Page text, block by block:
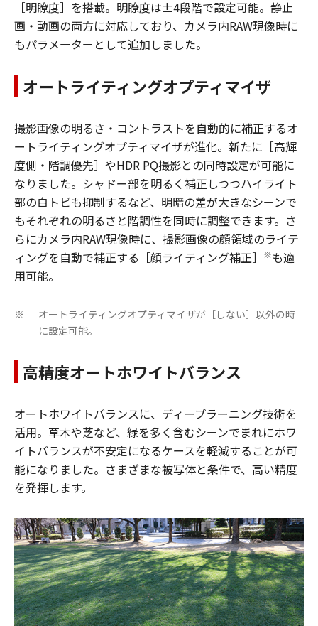
［明瞭度］を搭載。明瞭度は±4段階で設定可能。静止
画・動画の両方に対応しており、カメラ内RAW現像時に
もパラメーターとして追加しました。
オートライティングオプティマイザ
撮影画像の明るさ・コントラストを自動的に補正するオ
ートライティングオプティマイザが進化。新たに［高輝
度側・階調優先］やHDR PQ撮影との同時設定が可能に
なりました。シャドー部を明るく補正しつつハイライト
部の白トビも抑制するなど、明暗の差が大きなシーンで
もそれぞれの明るさと階調性を同時に調整できます。さ
らにカメラ内RAW現像時に、撮影画像の顔領域のライテ
ィングを自動で補正する［顔ライティング補正］
※も適
用可能。
※
オートライティングオプティマイザが［しない］以外の時
に設定可能。
高精度オートホワイトバランス
オートホワイトバランスに、ディープラーニング技術を
活用。草木や芝など、緑を多く含むシーンでまれにホワ
イトバランスが不安定になるケースを軽減することが可
能になりました。さまざまな被写体と条件で、高い精度
を発揮します。